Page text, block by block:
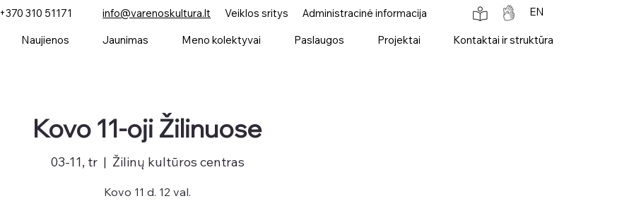
+370 310 51171 info@varenoskultura.lt Veiklos sritys Administracinė informacija EN
Naujienos Jaunimas Meno kolektyvai Paslaugos Projektai Kontaktai ir struktūra
Kovo 11-oji Žilinuose
03-11, tr
  |
Žilinų kultūros centras
Kovo 11 d. 12 val.